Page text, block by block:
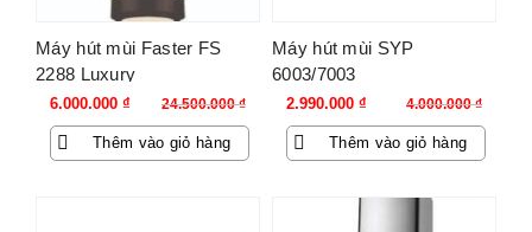
Máy hút mùi Faster FS
2288 Luxury
24.500.000₫
Giá
gốc
là:
6.000.000 ₫
Giá
hiện
tại
Thêm vào giỏ hàng
Máy hút mùi SYP
6003/7003
4.000.000₫
Giá
gốc
là:
2.990.000 ₫
Giá
hiện
tại
Thêm vào giỏ hàng